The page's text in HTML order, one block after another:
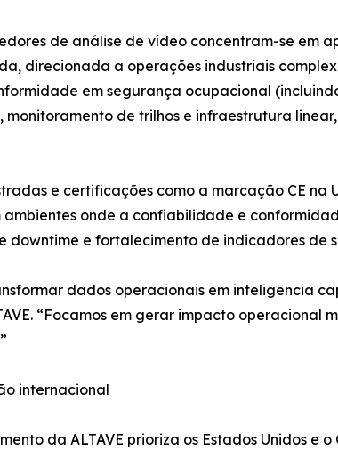
de análise de vídeo concentram-se em
direcionada a operações industriais
em segurança ocupacional
monitoramento de trilhos e infraestrutura
e certificações como a marcação CE
onde a confiabilidade e
downtime e fortalecimento de indicadores de
dados operacionais em inteligência
“Focamos em gerar impacto
internacional
da ALTAVE prioriza os Estados Unidos